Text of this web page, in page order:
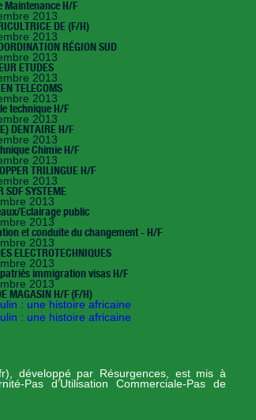
Maintenance H/F
2013
DE (F/H)
2013
RÉGION SUD
2013
ETUDES
2013
TELECOMS
2013
technique H/F
2013
DENTAIRE H/F
2013
Chimie H/F
2013
TRILINGUE H/F
2013
SDF SYSTEME
2013
Eclairage public
2013
et conduite du changement - H/F
2013
ELECTROTECHNIQUES
2013
immigration visas H/F
2013
MAGASIN H/F (F/H)
développé par Résurgences, est mis à
Pas d’Utilisation Commerciale-Pas de